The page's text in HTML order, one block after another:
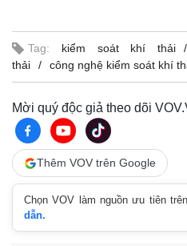
Pháp luật
Tin nóng
Tư vấn luật
Tag: kiểm soát khí thải
thải
công nghệ kiểm soát khí
Mời quý độc giả theo dõi
Thêm VOV trên Google
Chọn VOV làm nguồn ưu tiên
dẫn.